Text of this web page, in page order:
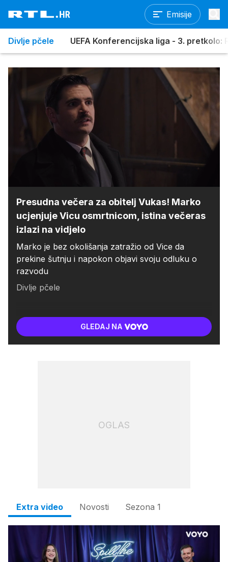
Emisije
Divlje pčele UEFA Konferencijska liga - 3. pretkolo:
zvuk
Presudna večera za obitelj Vukas! Marko
ucjenjuje Vicu osmrtnicom, istina večeras
izlazi na vidjelo
Marko je bez okolišanja zatražio od Vice da
prekine šutnju i napokon objavi svoju odluku o
razvodu
Divlje pčele
GLEDAJ NA
OGLAS
Extra video Novosti Sezona 1